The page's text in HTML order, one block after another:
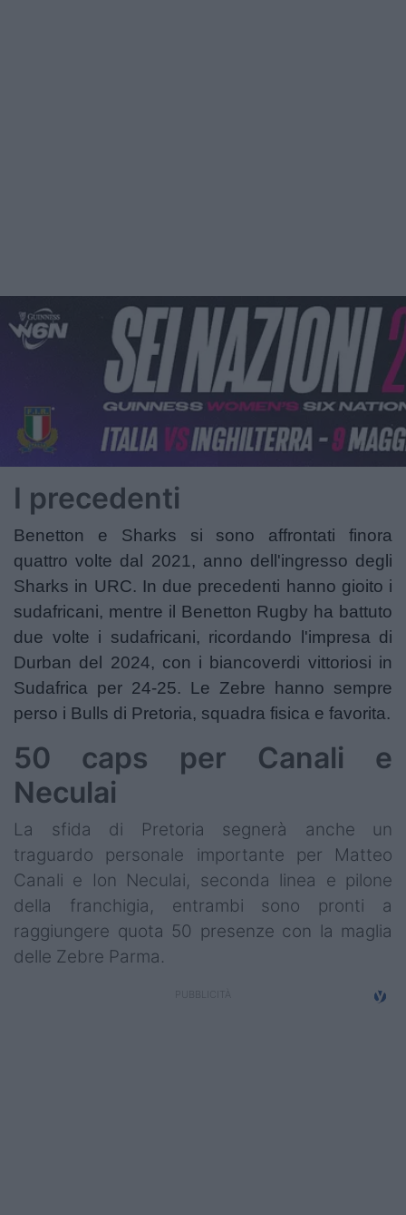
I precedenti
Benetton e Sharks si sono affrontati finora
quattro volte dal 2021, anno dell'ingresso degli
Sharks in URC. In due precedenti hanno gioito i
sudafricani, mentre il Benetton Rugby ha battuto
due volte i sudafricani, ricordando l'impresa di
Durban del 2024, con i biancoverdi vittoriosi in
Sudafrica per 24-25. Le Zebre hanno sempre
perso i Bulls di Pretoria, squadra fisica e favorita.
50 caps per Canali e
Neculai
La sfida di Pretoria segnerà anche un
traguardo personale importante per Matteo
Canali e Ion Neculai, seconda linea e pilone
della franchigia, entrambi sono pronti a
raggiungere quota 50 presenze con la maglia
delle Zebre Parma.